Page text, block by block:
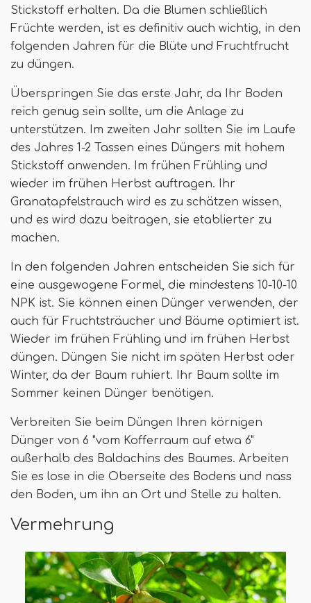
Stickstoff erhalten. Da die Blumen schließlich
Früchte werden, ist es definitiv auch wichtig, in den
folgenden Jahren für die Blüte und Fruchtfrucht
zu düngen.
Überspringen Sie das erste Jahr, da Ihr Boden
reich genug sein sollte, um die Anlage zu
unterstützen. Im zweiten Jahr sollten Sie im Laufe
des Jahres 1-2 Tassen eines Düngers mit hohem
Stickstoff anwenden. Im frühen Frühling und
wieder im frühen Herbst auftragen. Ihr
Granatapfelstrauch wird es zu schätzen wissen,
und es wird dazu beitragen, sie etablierter zu
machen.
In den folgenden Jahren entscheiden Sie sich für
eine ausgewogene Formel, die mindestens 10-10-10
NPK ist. Sie können einen Dünger verwenden, der
auch für Fruchtsträucher und Bäume optimiert ist.
Wieder im frühen Frühling und im frühen Herbst
düngen. Düngen Sie nicht im späten Herbst oder
Winter, da der Baum ruhiert. Ihr Baum sollte im
Sommer keinen Dünger benötigen.
Verbreiten Sie beim Düngen Ihren körnigen
Dünger von 6 "vom Kofferraum auf etwa 6"
außerhalb des Baldachins des Baumes. Arbeiten
Sie es lose in die Oberseite des Bodens und nass
den Boden, um ihn an Ort und Stelle zu halten.
Vermehrung